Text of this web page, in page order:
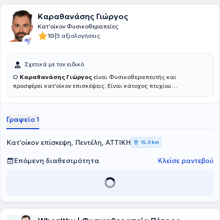
Καραθανάσης Γιώργος
Κατ'οίκον Φυσικοθεραπείες
10|3 αξιολογήσεις
Σχετικά με τον ειδικό
Ο Καραθανάσης Γιώργος είναι Φυσικοθεραπευτής και
προσφέρει κατ'οίκον επισκέψεις. Είναι κάτοχος πτυχίου
(ΑΤΕΙ) ενώ στη συνέχεια μετεκπαιδεύτηκε στη Νευρο- μυοσκελετική
σήμερα εργάζεται στον κλάδο της Φυσικοθεραπείας προσφέροντας
ιδιωτικές επισκέψεις κατ'οίκον αλλά και έχοντας εργαστεί ως
Φυσικοθεραπευτής σε νοσοκομεία και ιδιωτικά θεραπευτήρια,
αποκτώντας την ανάλογη εργασιακή εμπειρία. Τέλος, από το 2022
έως και σήμερα είναι Καθηγητής Φυσικοθεραπείας στο
Ινστιτούτο
Επαγγελματικής Κατάρτισης (
Γραφείο 1
Κατ'οίκον επίσκεψη, Πεντέλη, ΑΤΤΙΚΗ 15,0 km
Επόμενη διαθεσιμότητα Κλείσε ραντεβού